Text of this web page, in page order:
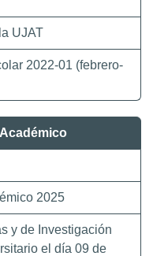
UJAT
2022-01 (febrero-
2025
y de Investigación
el día 09 de